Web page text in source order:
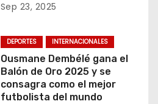
Sep 23, 2025
DEPORTES INTERNACIONALES
Ousmane Dembélé gana el
Balón de Oro 2025 y se
consagra como el mejor
futbolista del mundo